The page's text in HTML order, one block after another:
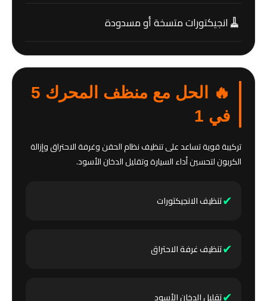
🧹انجيكتورات متسخة أو مسدودة
🔥 الحل مع منظف المحرك 5
في 1
تركيبة قوية تساعد على تنظيف نظام الحقن وغرفة الاحتراق وإزالة
الكربون لتحسين أداء السيارة وتقليل الدخان الأسود.
✔تنظيف الانجيكتورات
✔تنظيف غرفة الاحتراق
تقليل الدخان الأسود